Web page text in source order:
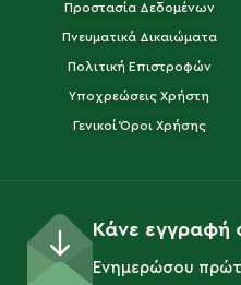
Προστασία Δεδομένων
Πνευματικά Δικαιώματα
Πολιτική Επιστροφών
Υποχρεώσεις Χρήστη
Γενικοί Όροι Χρήσης
Κάνε εγγραφή
Ενημερώσου